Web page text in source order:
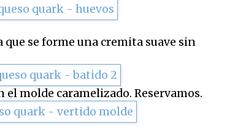
se forme una cremita suave sin
molde caramelizado. Reservamos.